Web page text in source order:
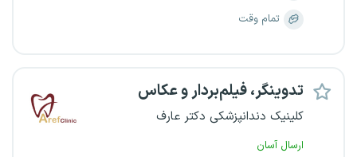
تمام وقت
تدوینگر، فیلم‌بردار و عکاس
کلینیک دندانپزشکی دکتر عارف
ارسال آسان